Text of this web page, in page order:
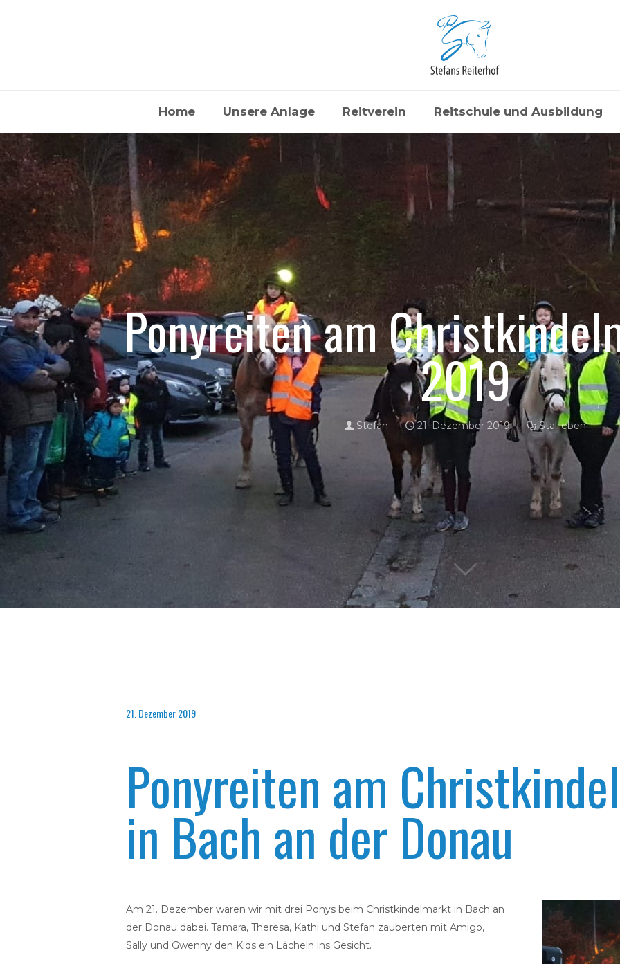
Home Unsere Anlage Reitverein Reitschule und Ausbildung
Ponyreiten am
2019
Stefan 21. Dezember 2019 Stallleben
21. Dezember 2019
Ponyreiten am
in Bach an der Donau
Am 21. Dezember waren wir mit drei Ponys beim Christkindelmarkt in Bach an
der Donau dabei. Tamara, Theresa, Kathi und Stefan zauberten mit Amigo,
Sally und Gwenny den Kids ein Lächeln ins Gesicht.